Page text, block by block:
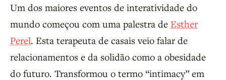
Um dos maiores eventos de interatividade do
mundo começou com uma palestra de Esther
Perel. Esta terapeuta de casais veio falar de
relacionamentos e da solidão como a obesidade
do futuro. Transformou o termo “intimacy” em